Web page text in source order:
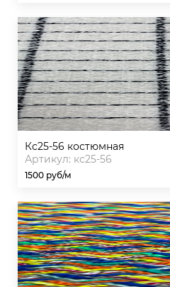
кс25-56 костюмная
Артикул: кс25-56
1500 руб/м